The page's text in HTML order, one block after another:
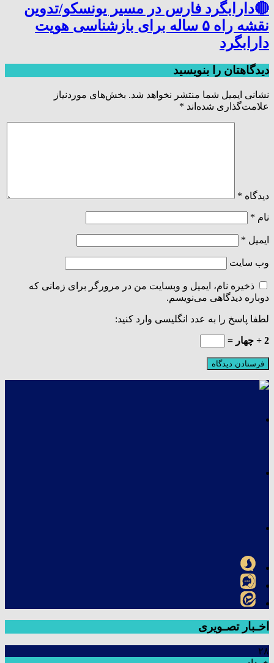
🔴دارابگرد فارس در مسیر یونسکو/تدوین
نقشه راه ۵ ساله برای بازشناسی هویت
دارابگرد
دیدگاهتان را بنویسید
نشانی ایمیل شما منتشر نخواهد شد. بخش‌های موردنیاز
علامت‌گذاری شده‌اند *
دیدگاه *
نام *
ایمیل *
وب‌ سایت
ذخیره نام، ایمیل و وبسایت من در مرورگر برای زمانی که
دوباره دیدگاهی می‌نویسم.
لطفا پاسخ را به عدد انگلیسی وارد کنید:
2 + چهار =
اخـبار تصـویری
۲۸